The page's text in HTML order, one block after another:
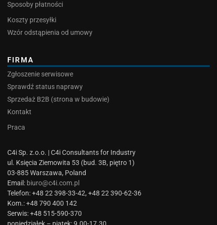
Sposoby płatności
Koszty przesyłki
Wzór odstąpienia od umowy
FIRMA
Zgłoszenie serwisowe
Sprawdź status naprawy
Sprzedaż B2B (strona w budowie)
Kontakt
Praca
C4i Sp. z.o.o. | C4i Consultants for Industry
ul. Księcia Ziemowita 53 (bud. 3B, piętro 1)
03-885 Warszawa, Poland
Email: biuro@c4i.com.pl
Telefon: +48 22 398-33-42, +48 22 390-62-36
Kom.: +48 790 400 142
Serwis: +48 515-590-370